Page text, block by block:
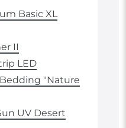
Basic XL
II
LED
"Nature
UV Desert